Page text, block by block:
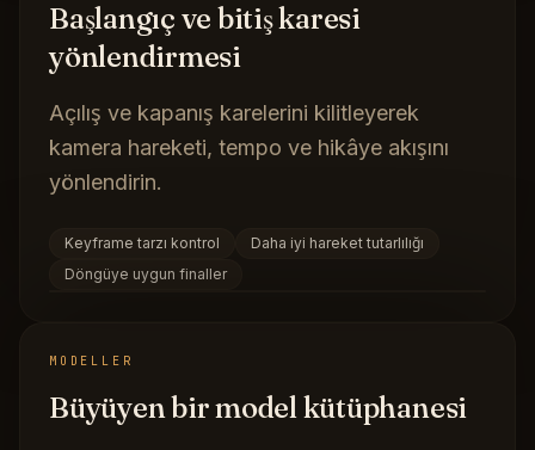
Başlangıç ve bitiş karesi
yönlendirmesi
Açılış ve kapanış karelerini kilitleyerek
kamera hareketi, tempo ve hikâye akışını
yönlendirin.
Keyframe tarzı kontrol
Daha iyi hareket tutarlılığı
Döngüye uygun finaller
MODELLER
Büyüyen bir model kütüphanesi